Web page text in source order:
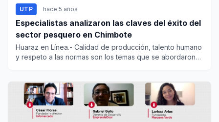
UTP hace 5 años
Especialistas analizaron las claves del éxito del
sector pesquero en Chimbote
Huaraz en Línea.- Calidad de producción, talento humano
y respeto a las normas son los temas que se abordaron